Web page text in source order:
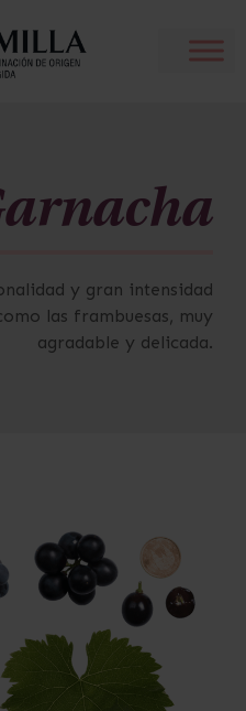
y gran intensidad
las frambuesas, muy
agradable y delicada.